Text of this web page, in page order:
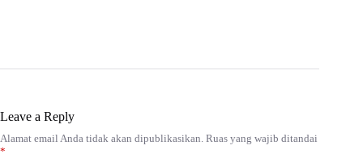
Leave a Reply
Alamat email Anda tidak akan dipublikasikan. Ruas yang wajib ditandai
*